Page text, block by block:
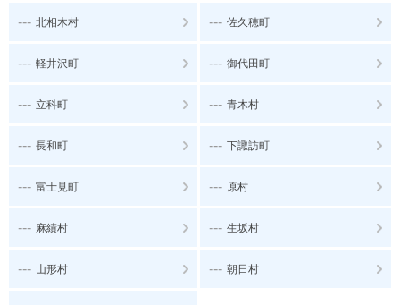
--- 北相木村 --- 佐久穂町
--- 軽井沢町 --- 御代田町
--- 立科町 --- 青木村
--- 長和町 --- 下諏訪町
--- 富士見町 --- 原村
--- 麻績村 --- 生坂村
--- 山形村 --- 朝日村